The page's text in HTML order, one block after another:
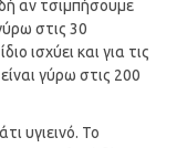
αν τσιμπήσουμε
στις 30
ισχύει και για τις
γύρω στις 200
υγιεινό. Το